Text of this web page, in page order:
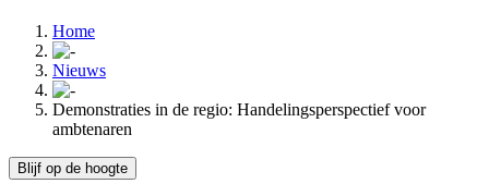
Home
Nieuws
Demonstraties in de regio: Handelingsperspectief voor
ambtenaren
Blijf op de hoogte